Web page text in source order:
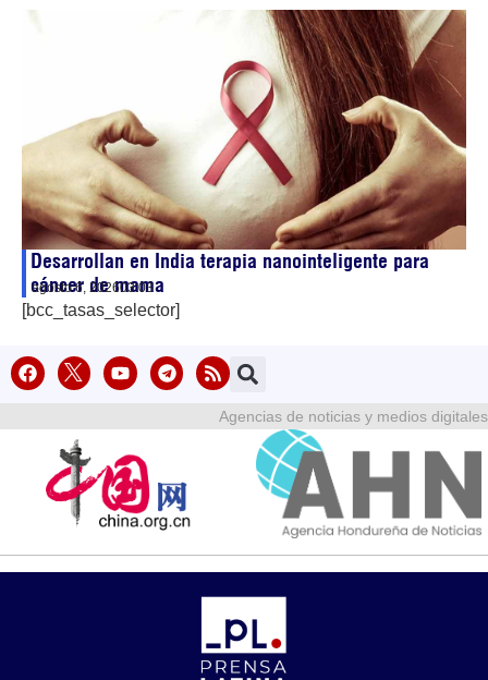
Desarrollan en India terapia nanointeligente para
cáncer de mama
agosto 6, 202603:03
[bcc_tasas_selector]
Agencias de noticias y medios digitales